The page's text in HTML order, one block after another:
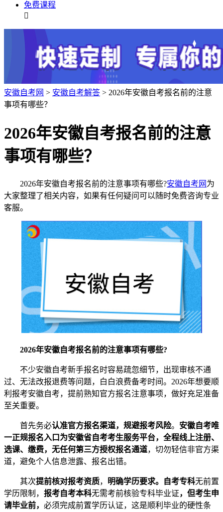
免费课程

安徽自考网 > 安徽自考解答 > 2026年安徽自考报名前的注意
事项有哪些？
2026年安徽自考报名前的注意
事项有哪些？
2026年安徽自考报名前的注意事项有哪些?安徽自考网 为
大家整理了相关内容，如果有任何疑问可以随时免费咨询专业
客服。
2026年安徽自考报名前的注意事项有哪些?
不少安徽自考新手报名时容易疏忽细节，出现审核不通
过、无法改报退费等问题，白白浪费备考时间。2026年想要顺
利报考安徽自考，提前熟知官方报名注意事项，做好充足准备
至关重要。
首先务必认准官方报名渠道，规避报考风险。 安徽自考唯
一正规报名入口为安徽省自考考生服务平台，全程线上注册、
选课、缴费，无任何第三方授权报名通道，切勿轻信非官方渠
道，避免个人信息泄露、报名出错。
其次提前核对报考资质， 明确学历要求。自考专科无前置
学历限制， 报考自考本科无需考前核验专科毕业证，但考生申
请毕业前， 必须完成前置学历认证，这是顺利毕业的硬性条